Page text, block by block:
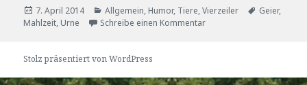
Veröffentlicht
am
7. April 2014 Kategorien
Allgemein, Humor, Tiere,Vierzeiler Tags
Geier,
Mahlzeit, Urne Schreibe einen Kommentarzu Geier
Stolz präsentiert von WordPress